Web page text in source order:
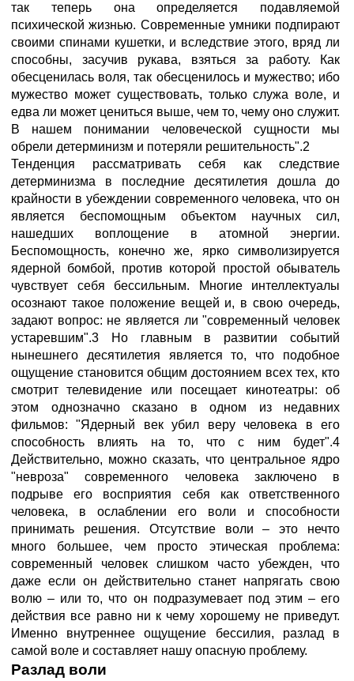
так теперь она определяется подавляемой
психической жизнью. Современные умники подпирают
своими спинами кушетки, и вследствие этого, вряд ли
способны, засучив рукава, взяться за работу. Как
обесценилась воля, так обесценилось и мужество; ибо
мужество может существовать, только служа воле, и
едва ли может цениться выше, чем то, чему оно служит.
В нашем понимании человеческой сущности мы
обрели детерминизм и потеряли решительность".2
Тенденция рассматривать себя как следствие
детерминизма в последние десятилетия дошла до
крайности в убеждении современного человека, что он
является беспомощным объектом научных сил,
нашедших воплощение в атомной энергии.
Беспомощность, конечно же, ярко символизируется
ядерной бомбой, против которой простой обыватель
чувствует себя бессильным. Многие интеллектуалы
осознают такое положение вещей и, в свою очередь,
задают вопрос: не является ли "современный человек
устаревшим".3 Но главным в развитии событий
нынешнего десятилетия является то, что подобное
ощущение становится общим достоянием всех тех, кто
смотрит телевидение или посещает кинотеатры: об
этом однозначно сказано в одном из недавних
фильмов: "Ядерный век убил веру человека в его
способность влиять на то, что с ним будет".4
Действительно, можно сказать, что центральное ядро
"невроза" современного человека заключено в
подрыве его восприятия себя как ответственного
человека, в ослаблении его воли и способности
принимать решения. Отсутствие воли – это нечто
много большее, чем просто этическая проблема:
современный человек слишком часто убежден, что
даже если он действительно станет напрягать свою
волю – или то, что он подразумевает под этим – его
действия все равно ни к чему хорошему не приведут.
Именно внутреннее ощущение бессилия, разлад в
самой воле и составляет нашу опасную проблему.
Разлад воли